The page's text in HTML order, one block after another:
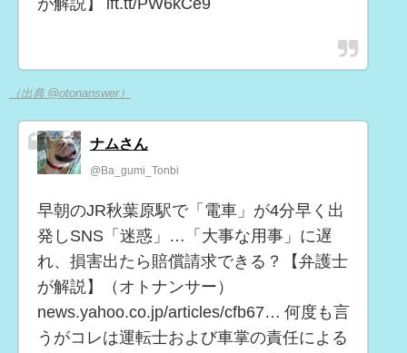
が解説】 ift.tt/PW6kCe9
（出典 @otonanswer）
ナムさん
@Ba_gumi_Tonbi
早朝のJR秋葉原駅で「電車」が4分早く出
発しSNS「迷惑」…「大事な用事」に遅
れ、損害出たら賠償請求できる？【弁護士
が解説】（オトナンサー）
news.yahoo.co.jp/articles/cfb67… 何度も言
うがコレは運転士および車掌の責任による